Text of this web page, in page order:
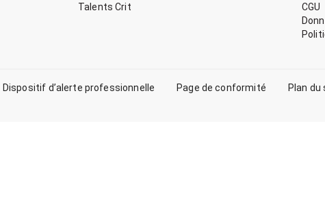
Talents Crit
CGU
Dispositif d’alerte professionnelle Page de conformité Plan du